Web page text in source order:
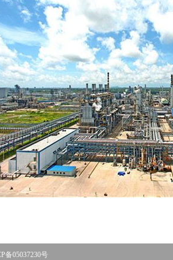
备05037230号